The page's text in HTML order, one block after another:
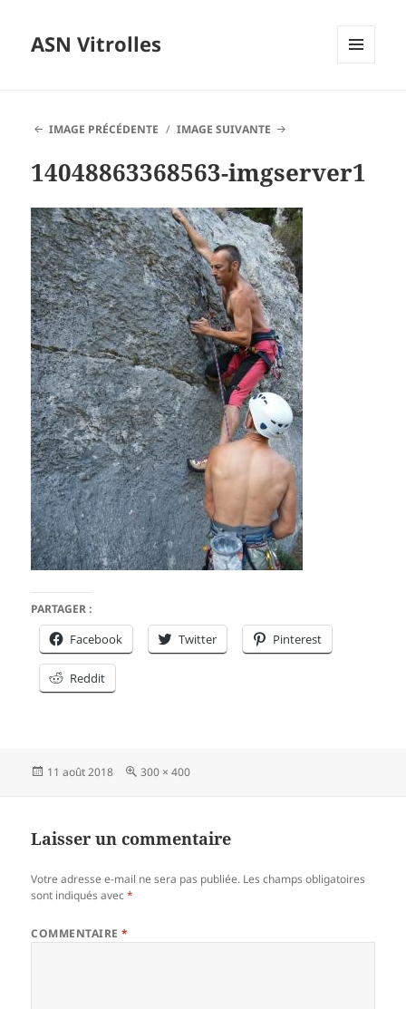
ASN Vitrolles
IMAGE PRÉCÉDENTE
IMAGE SUIVANTE
14048863368563-imgserver1
PARTAGER :
Facebook Twitter Pinterest
Reddit
Publié
11 août 2018
Taille
300 × 400
Laisser un commentaire
Votre adresse e-mail ne sera pas publiée. Les champs obligatoires
sont indiqués avec*
COMMENTAIRE*